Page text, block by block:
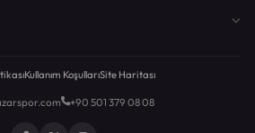
Kullanım KoşullarıSite Haritası
+90 501 379 08 08